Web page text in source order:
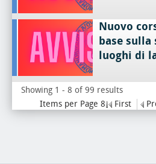
Nuovo
base sulla
luoghi di
Showing 1 - 8 of 99 results
Items per Page 8
First